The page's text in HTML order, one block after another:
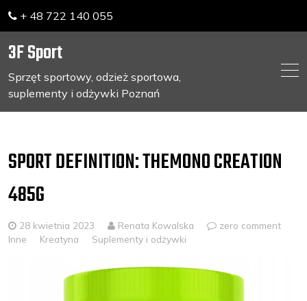
content
+ 48 722 140 055
3F Sport
Sprzęt sportowy, odzież sportowa,
suplementy i odżywki Poznań
SPORT DEFINITION: THEMONO CREATION
485G
28 kwietnia 2023 Renata Kowalska
zero comment
Inne
Kreatyna Suplementy i odżywki